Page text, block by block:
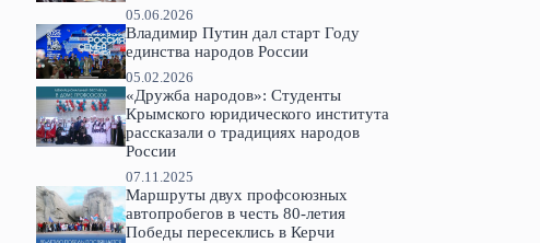
05.06.2026
Владимир Путин дал старт Году
единства народов России
05.02.2026
«Дружба народов»: Студенты
Крымского юридического института
рассказали о традициях народов
России
07.11.2025
Маршруты двух профсоюзных
автопробегов в честь 80-летия
Победы пересеклись в Керчи